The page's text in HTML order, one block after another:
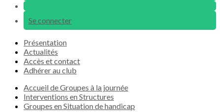
Se connecter
Présentation
Actualités
Accès et contact
Adhérer au club
Accueil de Groupes à la journée
Interventions en Structures
Groupes en Situation de handicap